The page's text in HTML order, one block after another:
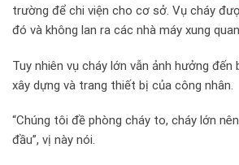
trường để chi viện cho cơ sở. Vụ cháy
đó và không lan ra các nhà máy xung
Tuy nhiên vụ cháy lớn vẫn ảnh hưởng đến
xây dựng và trang thiết bị của công nhân.
“Chúng tôi đề phòng cháy to, cháy lớn
đầu”, vị này nói.